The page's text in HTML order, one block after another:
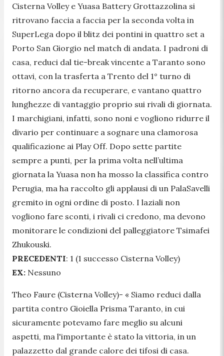
Cisterna Volley e Yuasa Battery Grottazzolina si
ritrovano faccia a faccia per la seconda volta in
SuperLega dopo il blitz dei pontini in quattro set a
Porto San Giorgio nel match di andata. I padroni di
casa, reduci dal tie-break vincente a Taranto sono
ottavi, con la trasferta a Trento del 1° turno di
ritorno ancora da recuperare, e vantano quattro
lunghezze di vantaggio proprio sui rivali di giornata.
I marchigiani, infatti, sono noni e vogliono ridurre il
divario per continuare a sognare una clamorosa
qualificazione ai Play Off. Dopo sette partite
sempre a punti, per la prima volta nell’ultima
giornata la Yuasa non ha mosso la classifica contro
Perugia, ma ha raccolto gli applausi di un PalaSavelli
gremito in ogni ordine di posto. I laziali non
vogliono fare sconti, i rivali ci credono, ma devono
monitorare le condizioni del palleggiatore Tsimafei
Zhukouski.
PRECEDENTI: 1 (1 successo Cisterna Volley)
EX: Nessuno
Theo Faure (Cisterna Volley)- « Siamo reduci dalla
partita contro Gioiella Prisma Taranto, in cui
sicuramente potevamo fare meglio su alcuni
aspetti, ma l'importante è stato la vittoria, in un
palazzetto dal grande calore dei tifosi di casa.